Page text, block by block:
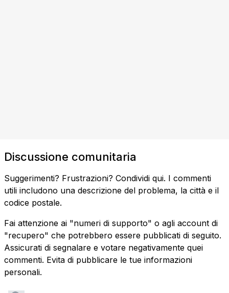
Discussione comunitaria
Suggerimenti? Frustrazioni? Condividi qui. I commenti
utili includono una descrizione del problema, la città e il
codice postale.
Fai attenzione ai "numeri di supporto" o agli account di
"recupero" che potrebbero essere pubblicati di seguito.
Assicurati di segnalare e votare negativamente quei
commenti. Evita di pubblicare le tue informazioni
personali.